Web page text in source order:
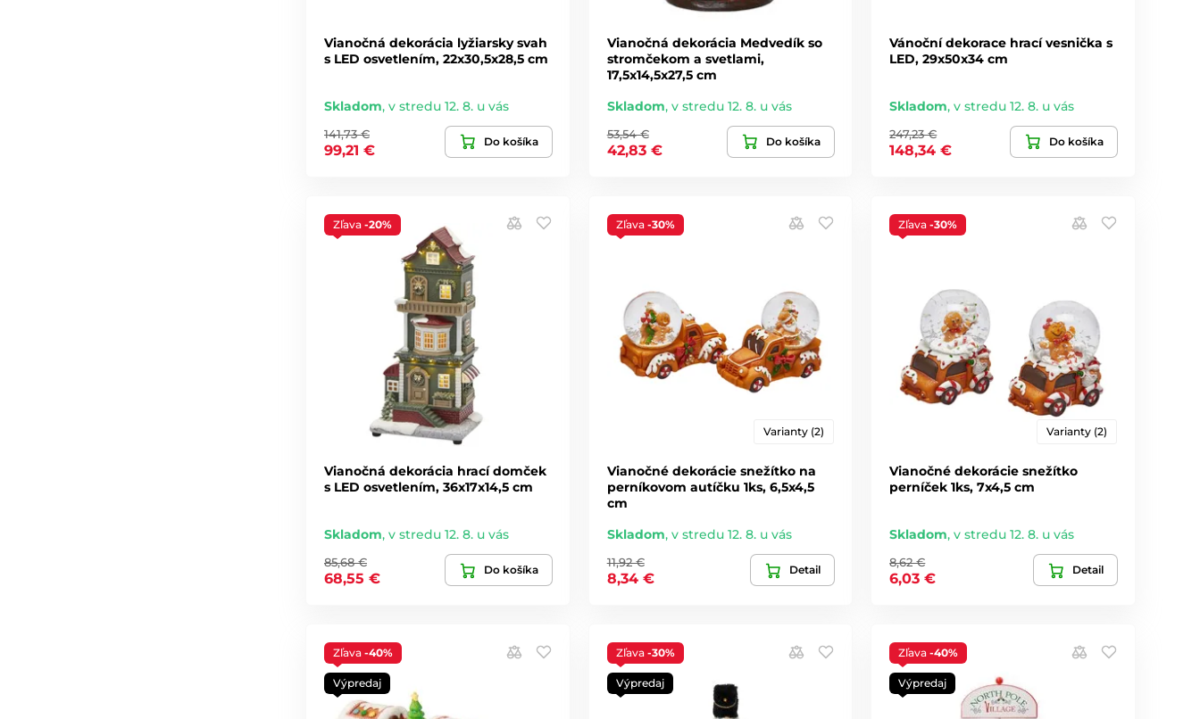
Vianočná dekorácia lyžiarsky svah
s LED osvetlením, 22x30,5x28,5 cm
Skladom, v stredu 12. 8. u vás
141,73 €
99,21 €
Do košíka
Vianočná dekorácia Medvedík so
stromčekom a svetlami,
17,5x14,5x27,5 cm
Skladom, v stredu 12. 8. u vás
53,54 €
42,83 €
Do košíka
Vánoční dekorace hrací vesnička s
LED, 29x50x34 cm
Skladom,v stredu 12. 8. u vás
247,23 €
148,34 €
Do košíka
Zľava -20%
Vianočná dekorácia hrací domček
s LED osvetlením, 36x17x14,5 cm
Skladom, v stredu 12. 8. u vás
85,68 €
68,55 €
Do košíka
Zľava -30%
Varianty (2)
Vianočné dekorácie snežítko na
perníkovom autíčku 1ks, 6,5x4,5
cm
Skladom, v stredu 12. 8. u vás
11,92 €
8,34 €
Detail
Zľava-30%
Varianty (2)
Vianočné dekorácie snežítko
perníček 1ks, 7x4,5 cm
Skladom,v stredu 12. 8. u vás
8,62 €
6,03 €
Detail
Zľava -40%
Výpredaj
Zľava -30%
Výpredaj
Zľava-40%
Výpredaj